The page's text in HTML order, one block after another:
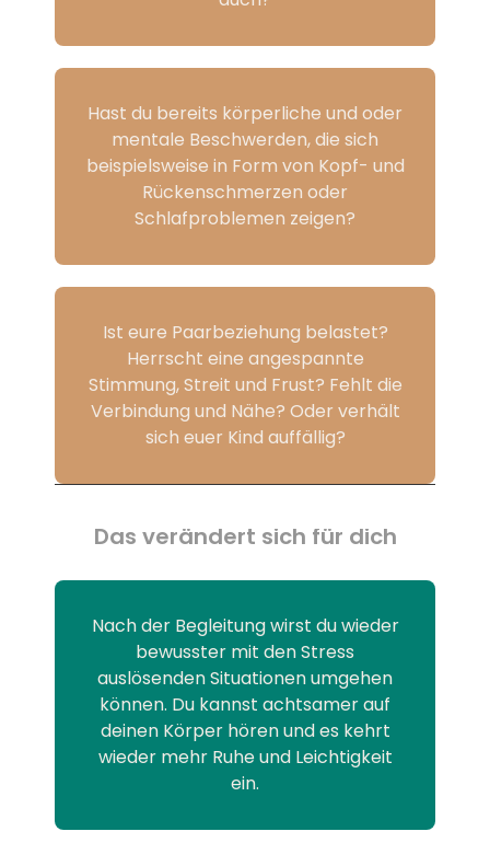
Hast du bereits körperliche und oder
mentale Beschwerden, die sich
beispielsweise in Form von Kopf- und
Rückenschmerzen oder
Schlafproblemen zeigen?
Ist eure Paarbeziehung belastet?
Herrscht eine angespannte
Stimmung, Streit und Frust? Fehlt die
Verbindung und Nähe? Oder verhält
sich euer Kind auffällig?
Das verändert sich für dich
Nach der Begleitung wirst du wieder
bewusster mit den Stress
auslösenden Situationen umgehen
können. Du kannst achtsamer auf
deinen Körper hören und es kehrt
wieder mehr Ruhe und Leichtigkeit
ein.